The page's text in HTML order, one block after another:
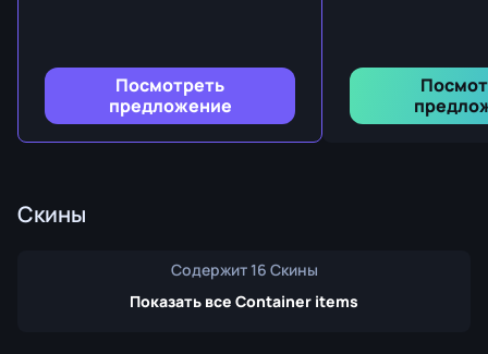
Посмотреть
предложение
Скины
Содержит 16 Скины
Показать все Container items